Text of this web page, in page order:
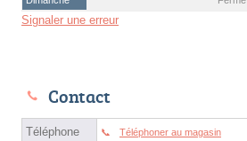
Signaler une erreur
Contact
Téléphone Téléphoner au magasin